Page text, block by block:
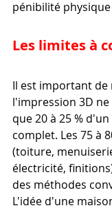
pénibilité
Les limites à
Il est important de
l'impression 3D
que 20 à 25 %
complet. Les 75 à
(toiture,
électricité,
des méthodes
L'idée d'une